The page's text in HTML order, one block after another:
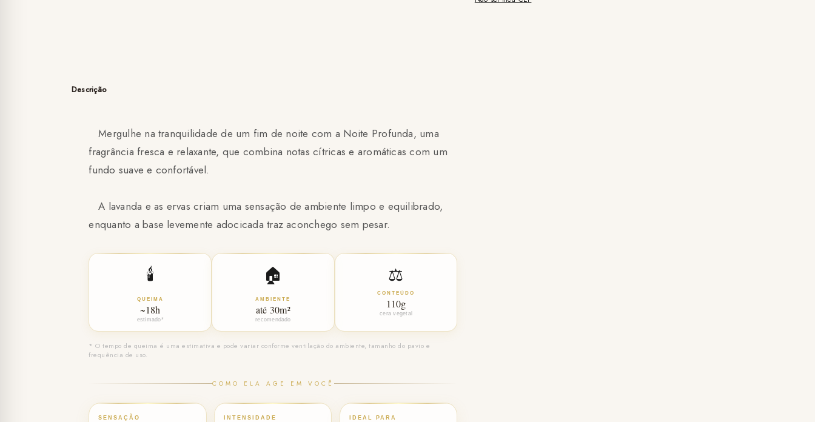
Descrição
Mergulhe na tranquilidade de um fim de noite com a Noite Profunda, uma
fragrância fresca e relaxante, que combina notas cítricas e aromáticas com um
fundo suave e confortável.
A lavanda e as ervas criam uma sensação de ambiente limpo e equilibrado,
enquanto a base levemente adocicada traz aconchego sem pesar.
🕯️
QUEIMA
~18h
estimado*
🏠
AMBIENTE
até 30m²
recomendado
⚖️
CONTEÚDO
110g
cera vegetal
* O tempo de queima é uma estimativa e pode variar conforme ventilação do ambiente, tamanho do pavio e
frequência de uso.
COMO ELA AGE EM VOCÊ
SENSAÇÃO INTENSIDADE IDEAL PARA